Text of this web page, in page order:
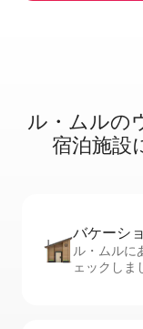
ル・ムルの
宿⁠泊⁠施⁠設⁠
バケーシ
ル・ムルに
ェックしま